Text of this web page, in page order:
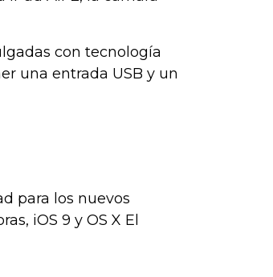
con tecnología
una entrada USB y un
para los nuevos
iOS 9 y OS X El